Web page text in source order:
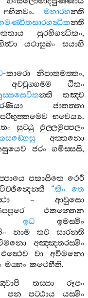
අභිනවං.මහාරහන‍්ති
න‍්ති
සුරභිගන්‍ධිකං,
යථාසුඛං
සයාහි
-කාරො නිපාතමත‍්තං,
අච‍්චුග‍්ගම‍්ම
ඨිතං
න‍්ති
තඤ‍්ච
ජාතත‍්තා
භවෙය්‍ය.
තං සුට‍්ඨු
ඵුල‍්ලමුප‍්පලං
අත‍්තනො
ජරං ගමිස‍්සසි,
පකාසිතෙ ථෙරී
විච‍්ඡින්‍දෙන‍්තී “කිං
තෙ
– ආවුසො
එකන‍්තෙන
ඉධ
ඉමස‍්මිං
නාම තව
සාරන‍්ති
අඤ‍්ඤතරස‍්මිං
එත්‍ථෙව වා
අවිමනො
මය‍්හං කථෙහීති.
තස‍්සා
රූපං
පන පට‍්ඨාය යස‍්මිං